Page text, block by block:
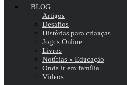
BLOG
Artigos
Desafios
Histórias para crianças
Jogos Online
Livros
Notícias » Educação
Onde ir em família
Vídeos